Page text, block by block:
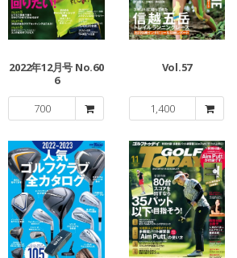
2022年12月号 No.60
6
700
Vol.57
1,400